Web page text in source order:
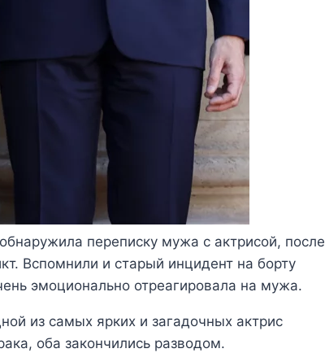
переписку мужа с актрисой, после
Вспомнили и старый инцидент на борту
эмоционально отреагировала на мужа.
из самых ярких и загадочных актрис
оба закончились разводом.